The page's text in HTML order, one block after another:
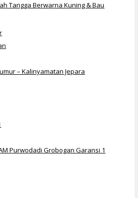
Tangga Berwarna Kuning & Bau
– Kalinyamatan Jepara
Purwodadi Grobogan Garansi 1